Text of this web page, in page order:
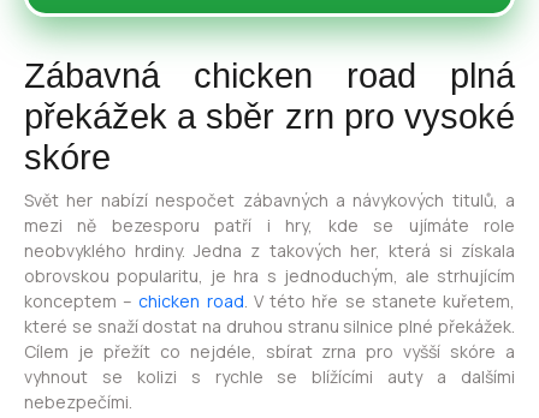
Zábavná chicken road plná
překážek a sběr zrn pro vysoké
skóre
Svět her nabízí nespočet zábavných a návykových titulů, a
mezi ně bezesporu patří i hry, kde se ujímáte role
neobvyklého hrdiny. Jedna z takových her, která si získala
obrovskou popularitu, je hra s jednoduchým, ale strhujícím
konceptem –chicken road. V této hře se stanete kuřetem,
které se snaží dostat na druhou stranu silnice plné překážek.
Cílem je přežít co nejdéle, sbírat zrna pro vyšší skóre a
vyhnout se kolizi s rychle se blížícími auty a dalšími
nebezpečími.